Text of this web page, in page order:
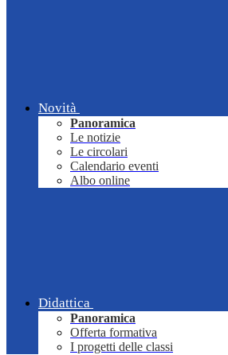
Novità
Panoramica
Le notizie
Le circolari
Calendario eventi
Albo online
Didattica
Panoramica
Offerta formativa
I progetti delle classi